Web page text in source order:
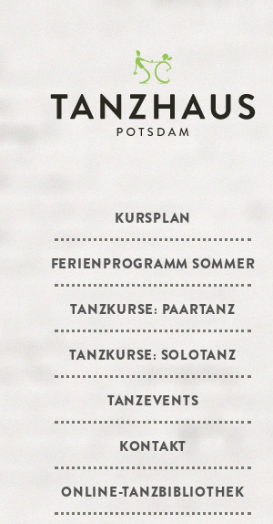
KURSPLAN
FERIENPROGRAMM SOMMER
TANZKURSE: PAARTANZ
TANZKURSE: SOLOTANZ
TANZEVENTS
KONTAKT
ONLINE-TANZBIBLIOTHEK